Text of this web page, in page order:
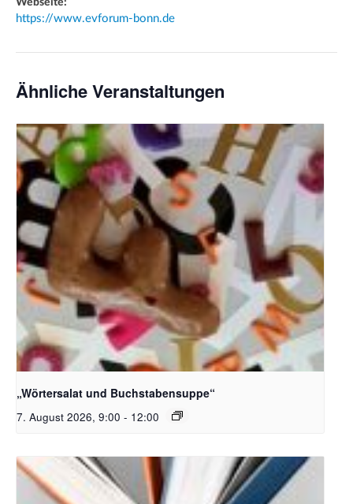
Webseite:
https://www.evforum-bonn.de
Ähnliche Veranstaltungen
Bildquelle_ Pixabay Free_Christoph Meinersmann
„Wörtersalat und Buchstabensuppe“
7. August 2026, 9:00 - 12:00